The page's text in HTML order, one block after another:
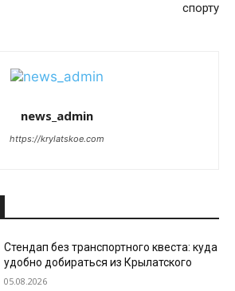
спорту
news_admin
https://krylatskoe.com
Стендап без транспортного квеста: куда
удобно добираться из Крылатского
05.08.2026